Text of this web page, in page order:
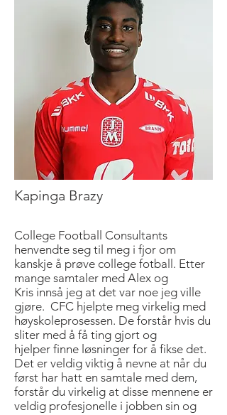
Kapinga Brazy
College Football Consultants
henvendte seg til meg i fjor om
kanskje å prøve college fotball. Etter
mange samtaler med Alex og
Kris innså jeg at det var noe jeg ville
gjøre. CFC hjelpte meg virkelig med
høyskoleprosessen. De forstår hvis du
sliter med å få ting gjort og
hjelper finne løsninger for å fikse det.
Det er veldig viktig å nevne at når du
først har hatt en samtale med dem,
forstår du virkelig at disse mennene er
veldig profesjonelle i jobben sin og